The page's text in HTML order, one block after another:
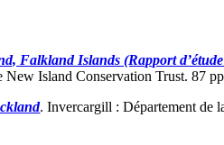
Falkland Islands (Rapport
New Island Conservation Trust. 87
. Invercargill : Département de